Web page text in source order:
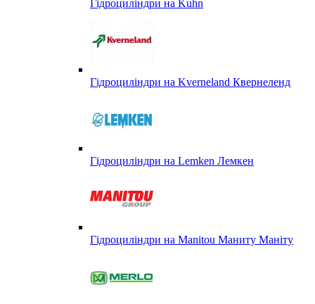
Гідроциліндри на Kuhn
Гідроциліндри на Kverneland Квернеленд
Гідроциліндри на Lemken Лемкен
Гідроциліндри на Manitou Маниту Маніту